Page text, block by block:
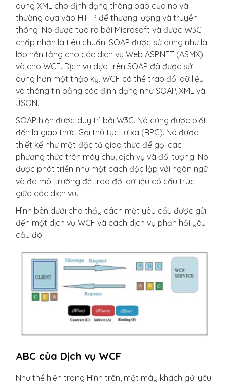
dụng XML cho định dạng thông báo của nó và
thường dựa vào HTTP để thương lượng và truyền
thông. Nó được tạo ra bởi Microsoft và được W3C
chấp nhận là tiêu chuẩn. SOAP được sử dụng như là
lớp nền tảng cho các dịch vụ Web ASP.NET (ASMX)
và cho WCF. Dịch vụ dựa trên SOAP đã được sử
dụng hơn một thập kỷ. WCF có thể trao đổi dữ liệu
và thông tin bằng các định dạng như SOAP, XML và
JSON.
SOAP hiện được duy trì bởi W3C. Nó cũng được biết
đến là giao thức Gọi thủ tục từ xa (RPC). Nó được
thiết kế như một đặc tả giao thức để gọi các
phương thức trên máy chủ, dịch vụ và đối tượng. Nó
được phát triển như một cách độc lập với ngôn ngữ
và đa môi trường để trao đổi dữ liệu có cấu trúc
giữa các dịch vụ.
Hình bên dưới cho thấy cách một yêu cầu được gửi
đến một dịch vụ WCF và cách dịch vụ phản hồi yêu
cầu đó.
ABC của Dịch vụ WCF
Như thể hiện trong Hình trên, một máy khách gửi yêu